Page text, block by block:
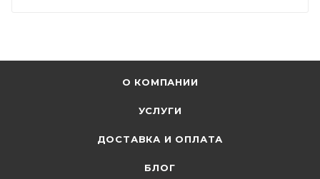
О КОМПАНИИ
УСЛУГИ
ДОСТАВКА И ОПЛАТА
БЛОГ